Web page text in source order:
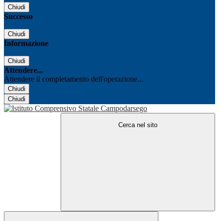
Chiudi
Successo
Chiudi
Informazione
Chiudi
Attendere...
Attendere il completamento dell'operazione...
Chiudi
Chiudi
Cerca nel sito